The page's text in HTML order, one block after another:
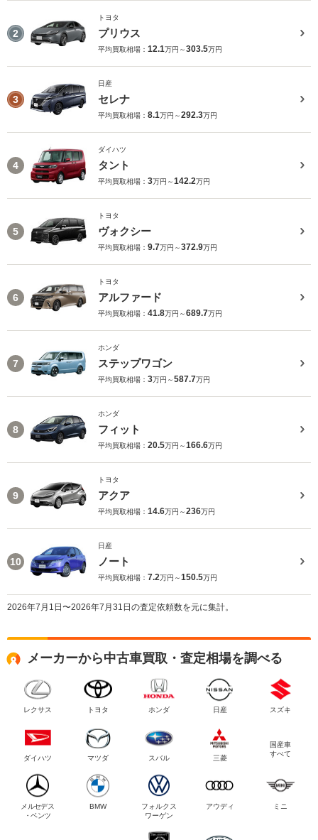
2
トヨタ
プリウス
平均買取相場： 12.1万円～303.5万円
3
日産
セレナ
平均買取相場： 8.1万円～292.3万円
4
ダイハツ
タント
平均買取相場： 3万円～142.2万円
5
トヨタ
ヴォクシー
平均買取相場： 9.7万円～372.9万円
6
トヨタ
アルファード
平均買取相場： 41.8万円～689.7万円
7
ホンダ
ステップワゴン
平均買取相場： 3万円～587.7万円
8
ホンダ
フィット
平均買取相場： 20.5万円～166.6万円
9
トヨタ
アクア
平均買取相場： 14.6万円～236万円
10
日産
ノート
平均買取相場： 7.2万円～150.5万円
2026年7月1日〜2026年7月31日の査定依頼数を元に集計。
メーカーから中古車買取・査定相場を調べる
レクサス トヨタ ホンダ 日産 スズキ
ダイハツ マツダ スバル 三菱
国産車
すべて
メルセデス
・ベンツ
BMW
フォルクス
ワーゲン
アウディ ミニ